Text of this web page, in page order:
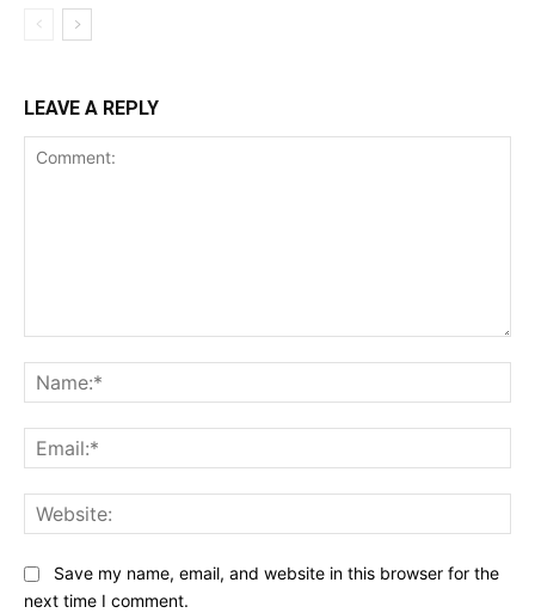
LEAVE A REPLY
Save my name, email, and website in this browser for the
next time I comment.